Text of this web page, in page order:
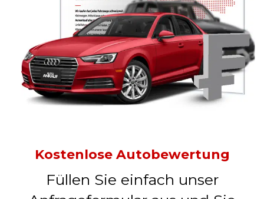
Kostenlose Autobewertung
Füllen Sie einfach unser